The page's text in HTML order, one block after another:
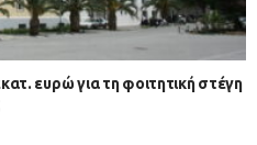
ευρώ για τη φοιτητική στέγη